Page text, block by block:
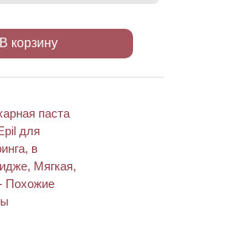
В корзину